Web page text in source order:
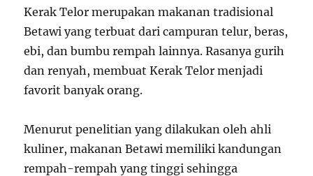
Kerak Telor merupakan makanan tradisional
Betawi yang terbuat dari campuran telur, beras,
ebi, dan bumbu rempah lainnya. Rasanya gurih
dan renyah, membuat Kerak Telor menjadi
favorit banyak orang.
Menurut penelitian yang dilakukan oleh ahli
kuliner, makanan Betawi memiliki kandungan
rempah-rempah yang tinggi sehingga